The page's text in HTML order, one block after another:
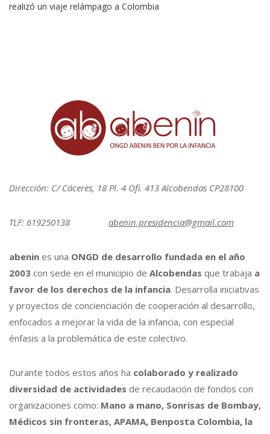
realizó un viaje relámpago a Colombia
Dirección: C/ Cáceres, 18 Pl. 4 Ofi. 413 Alcobendas CP28100
TLF: 619250138 abenin.presidencia@gmail.com
abenin es una ONGD de desarrollo fundada en el año
2003 con sede en el municipio de Alcobendas que trabaja a
favor de los derechos de la infancia. Desarrolla iniciativas
y proyectos de concienciación de cooperación al desarrollo,
enfocados a mejorar la vida de la infancia, con especial
énfasis a la problemática de este colectivo.
Durante todos estos años ha colaborado y realizado
diversidad de actividades de recaudación de fondos con
organizaciones como: Mano a mano, Sonrisas de Bombay,
Médicos sin fronteras, APAMA, Benposta Colombia, la